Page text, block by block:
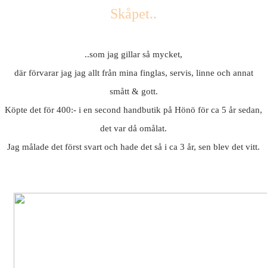
Skåpet..
..som jag gillar så mycket,
där förvarar jag jag allt från mina finglas, servis, linne och annat
smått & gott.
Köpte det för 400:- i en second handbutik på Hönö för ca 5 år sedan,
det var då omålat.
Jag målade det först svart och hade det så i ca 3 år, sen blev det vitt.